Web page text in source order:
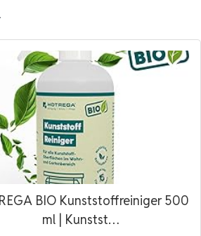
BIO Kunststoffreiniger 500
ml | Kunstst…